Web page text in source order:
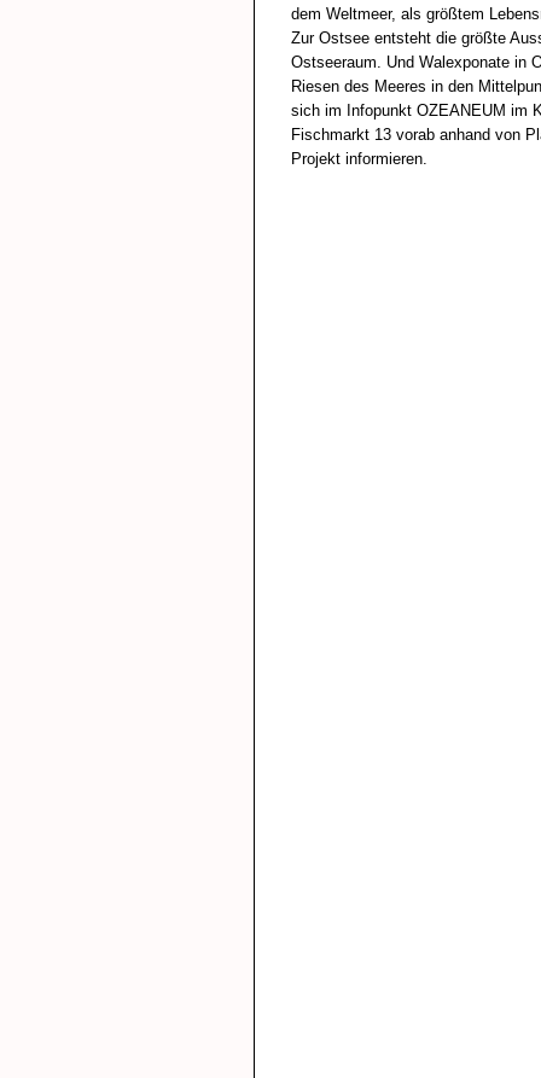
dem Weltmeer, als größtem
Zur Ostsee entsteht die größte
Ostseeraum. Und Walexponate in
Riesen des Meeres in den
sich im Infopunkt OZEANEUM im
Fischmarkt 13 vorab anhand von
Projekt informieren.